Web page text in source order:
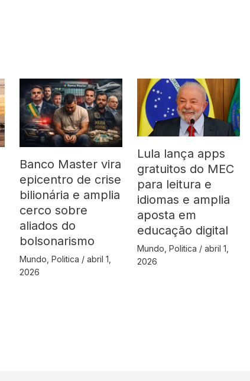
Banco Master vira
epicentro de crise
bilionária e amplia
cerco sobre
aliados do
bolsonarismo
Mundo ,Politica /abril 1,
2026
Lula lança apps
gratuitos do MEC
para leitura e
idiomas e amplia
aposta em
educação digital
Mundo ,Politica /abril 1,
2026